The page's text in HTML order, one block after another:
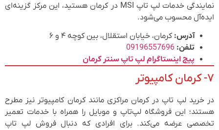
نمایندگی خدمات لپ تاپ MSI در کرمان هستید، این مرکز گزینه‌ای
ایده‌آل محسوب می‌شود.
آدرس: کرمان، خیابان استقلال، بین کوچه ۴ و ۶
تلفن: 09196557696
پیج اینستاگرام لپ تاپ سنتر کرمان
۷- کرمان کامپیوتر
در خرید لپ تاپ در کرمان مراکزی مانند کرمان کامپیوتر نیز مطرح
هستند؛ این فروشگاه لپ‌تاپ و موبایل را همراه با خدمات تعمیر
تخصصی عرضه می‌کند. برای افرادی که دنبال فروش لپ تاپ